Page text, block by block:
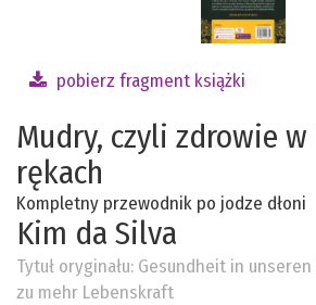
pobierz fragment książki
Mudry, czyli zdrowie w
rękach
Kompletny przewodnik po jodze dłoni
Kim da Silva
Tytuł oryginału: Gesundheit in unseren
zu mehr Lebenskraft